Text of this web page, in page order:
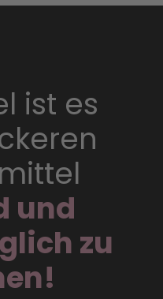
ist es
und
zu